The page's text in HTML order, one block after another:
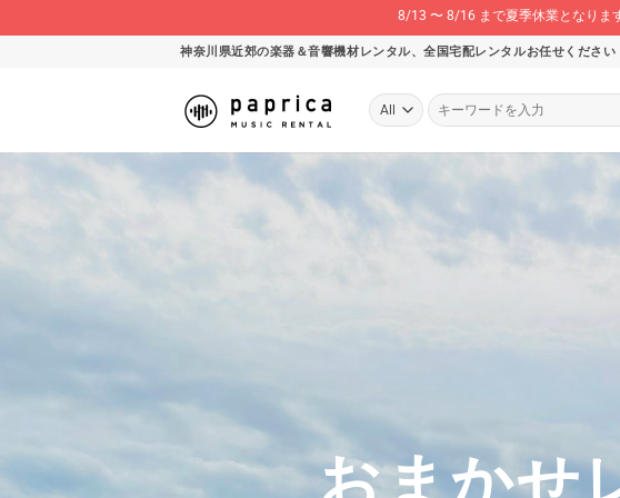
8/13 〜 8/16 まで夏季休業となりま
神奈川県近郊の楽器＆音響機材レンタル、全国宅配レンタルお任せください
検
索
おまかせ